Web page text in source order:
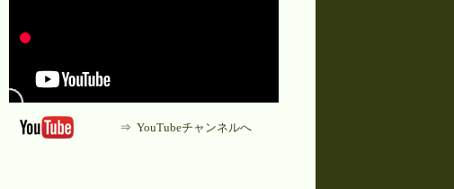
⇒ YouTubeチャンネルへ